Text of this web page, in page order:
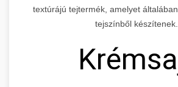
textúrájú tejtermék, amelyet
tejszínből készítenek.